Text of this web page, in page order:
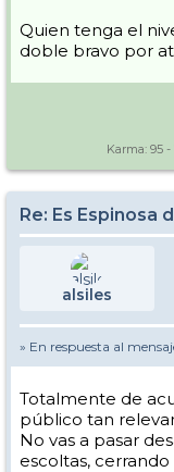
Quien tenga el
doble bravo por
Karma: 95 -
Re: Es Espinosa
alsiles
» En respuesta al
Totalmente de
público tan
No vas a pasar
escoltas,